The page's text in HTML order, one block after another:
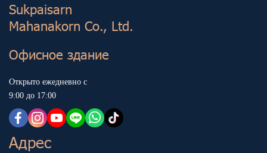
Sukp aisarn
Mahanakorn Co., Ltd.
Офисное здание
Открыто ежедневно с
9:00 до 17:00
Адрес